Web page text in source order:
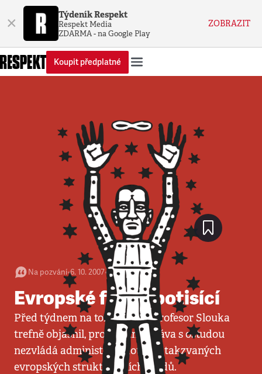
× Týdeník Respekt
Respekt Media
ZDARMA - na Google Play
ZOBRAZIT
Koupit předplatné
Na pozvání•6. 10. 2007• 3 minuty
Evropské fondy potisící
Před týdnem na tomto místě profesor Slouka
trefně objasnil, proč státní správa s ostudou
nezvládá administraci dotací z takzvaných
evropských strukturálních fondů.